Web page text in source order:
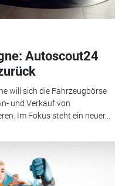
Autoscout24
will sich die Fahrzeugbörse
und Verkauf von
Im Fokus steht ein neuer...